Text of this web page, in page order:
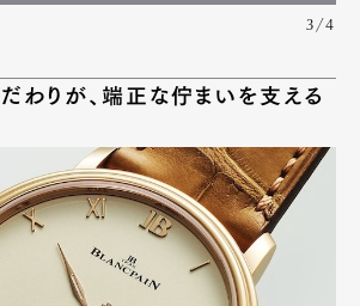
3/4
わりが、端正な佇まいを支える